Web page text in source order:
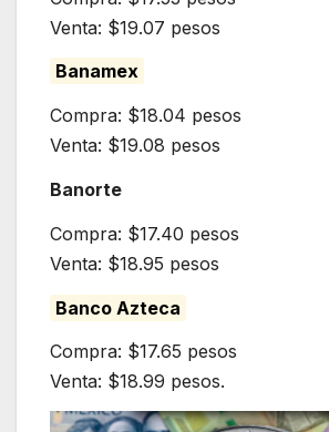
Venta: $19.07 pesos
Banamex
Compra: $18.04 pesos
Venta: $19.08 pesos
Banorte
Compra: $17.40 pesos
Venta: $18.95 pesos
Banco Azteca
Compra: $17.65 pesos
Venta: $18.99 pesos.